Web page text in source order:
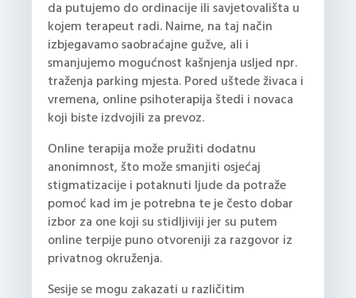
da putujemo do ordinacije ili savjetovališta u
kojem terapeut radi. Naime, na taj način
izbjegavamo saobraćajne gužve, ali i
smanjujemo mogućnost kašnjenja usljed npr.
traženja parking mjesta. Pored uštede živaca i
vremena, online psihoterapija štedi i novaca
koji biste izdvojili za prevoz.
Online terapija može pružiti dodatnu
anonimnost, što može smanjiti osjećaj
stigmatizacije i potaknuti ljude da potraže
pomoć kad im je potrebna te je često dobar
izbor za one koji su stidljiviji jer su putem
online terpije puno otvoreniji za razgovor iz
privatnog okruženja.
Sesije se mogu zakazati u različitim